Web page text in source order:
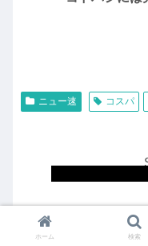
ニュー速 コスパ
ホーム 検索